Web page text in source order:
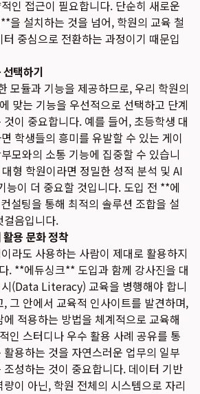
인 접근이 필요합니다. 단순히 새로운
을 설치하는 것을 넘어, 학원의 교육 철
중심으로 전환하는 과정이기 때문입
택하기
모듈과 기능을 제공하므로, 우리 학원의
맞는 기능을 우선적으로 선택하고 단계
이 중요합니다. 예를 들어, 초등학생 대
학생들의 흥미를 유발할 수 있는 게이
모와의 소통 기능에 집중할 수 있습니
형 학원이라면 정밀한 성적 분석 및 AI
능이 더 중요할 것입니다. 도입 전 **에
설팅을 통해 최적의 솔루션 조합을 설
걸음입니다.
용 문화 정착
라도 사용하는 사람이 제대로 활용하지
. **에듀싱크** 도입과 함께 강사진을 대
(Data Literacy) 교육을 병행해야 합니
그 안에서 교육적 인사이트를 발견하며,
적용하는 방법을 체계적으로 교육해
인 스터디나 우수 활용 사례 공유를 통
용하는 것을 자연스러운 업무의 일부
성하는 것이 중요합니다. 데이터 기반
이 아닌, 학원 전체의 시스템으로 자리